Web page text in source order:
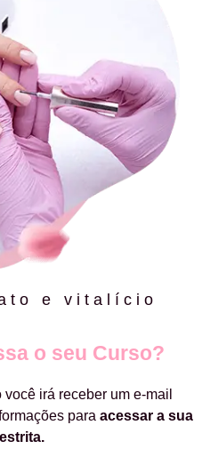
e vitalício
o seu Curso?
irá receber um e-mail
para acessar a sua